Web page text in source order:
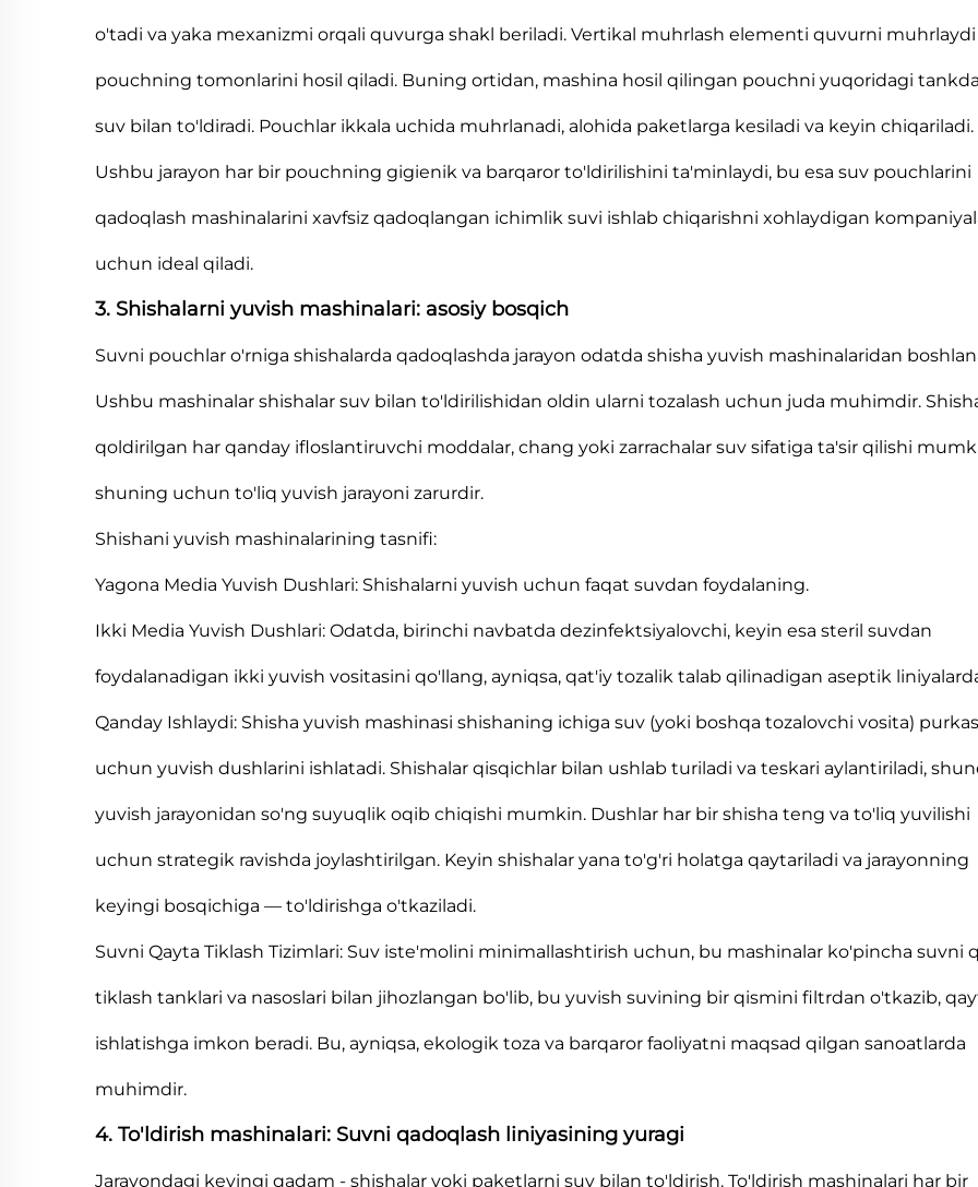
o'tadi va yaka mexanizmi orqali quvurga shakl beriladi. Vertikal muhrlash elementi quvurni muhrlaydi
pouchning tomonlarini hosil qiladi. Buning ortidan, mashina hosil qilingan pouchni yuqoridagi
suv bilan to'ldiradi. Pouchlar ikkala uchida muhrlanadi, alohida paketlarga kesiladi va keyin chiqariladi.
Ushbu jarayon har bir pouchning gigienik va barqaror to'ldirilishini ta'minlaydi, bu esa suv pouchlarini
qadoqlash mashinalarini xavfsiz qadoqlangan ichimlik suvi ishlab chiqarishni xohlaydigan
uchun ideal qiladi.
3. Shishalarni yuvish mashinalari: asosiy bosqich
Suvni pouchlar o'rniga shishalarda qadoqlashda jarayon odatda shisha yuvish mashinalaridan
Ushbu mashinalar shishalar suv bilan to'ldirilishidan oldin ularni tozalash uchun juda muhimdir.
qoldirilgan har qanday ifloslantiruvchi moddalar, chang yoki zarrachalar suv sifatiga ta'sir qilishi
shuning uchun to'liq yuvish jarayoni zarurdir.
Shishani yuvish mashinalarining tasnifi:
Yagona Media Yuvish Dushlari: Shishalarni yuvish uchun faqat suvdan foydalaning.
Ikki Media Yuvish Dushlari: Odatda, birinchi navbatda dezinfektsiyalovchi, keyin esa steril suvdan
foydalanadigan ikki yuvish vositasini qo'llang, ayniqsa, qat'iy tozalik talab qilinadigan aseptik
Qanday Ishlaydi: Shisha yuvish mashinasi shishaning ichiga suv (yoki boshqa tozalovchi vosita)
uchun yuvish dushlarini ishlatadi. Shishalar qisqichlar bilan ushlab turiladi va teskari aylantiriladi,
yuvish jarayonidan so'ng suyuqlik oqib chiqishi mumkin. Dushlar har bir shisha teng va to'liq yuvilishi
uchun strategik ravishda joylashtirilgan. Keyin shishalar yana to'g'ri holatga qaytariladi va jarayonning
keyingi bosqichiga — to'ldirishga o'tkaziladi.
Suvni Qayta Tiklash Tizimlari: Suv iste'molini minimallashtirish uchun, bu mashinalar ko'pincha suvni
tiklash tanklari va nasoslari bilan jihozlangan bo'lib, bu yuvish suvining bir qismini filtrdan o'tkazib,
ishlatishga imkon beradi. Bu, ayniqsa, ekologik toza va barqaror faoliyatni maqsad qilgan sanoatlarda
muhimdir.
4. To'ldirish mashinalari: Suvni qadoqlash liniyasining yuragi
Jarayondagi keyingi qadam - shishalar yoki paketlarni suv bilan to'ldirish. To'ldirish mashinalari har bir